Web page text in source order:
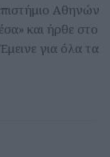
Αθηνών
και ήρθε στο
για όλα τα